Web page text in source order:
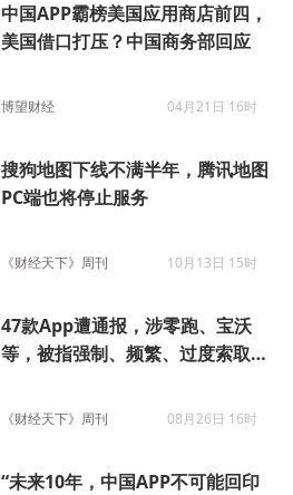
中国APP霸榜美国应用商店前四，
美国借口打压？中国商务部回应
博望财经 04月21日 16时
搜狗地图下线不满半年，腾讯地图
PC端也将停止服务
《财经天下》周刊 10月13日 15时
47款App遭通报，涉零跑、宝沃
等，被指强制、频繁、过度索取权
《财经天下》周刊 08月26日 16时
“未来10年，中国APP不可能回印